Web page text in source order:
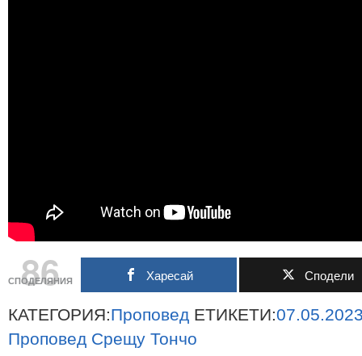
86
СПОДЕЛЯНИЯ Харесай Сподели
КАТЕГОРИЯ:Проповед ЕТИКЕТИ:
Проповед Срещу Тончо